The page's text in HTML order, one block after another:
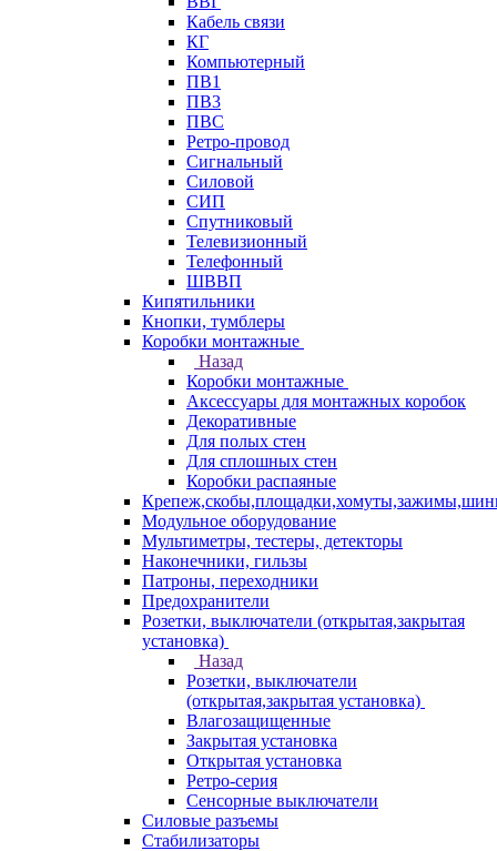
Кабель связи
КГ
Компьютерный
ПВ1
ПВ3
ПВС
Ретро-провод
Сигнальный
Силовой
СИП
Спутниковый
Телевизионный
Телефонный
ШВВП
Кипятильники
Кнопки, тумблеры
Коробки монтажные
Назад
Коробки монтажные
Аксессуары для монтажных коробок
Декоративные
Для полых стен
Для сплошных стен
Коробки распаяные
Модульное оборудование
Мультиметры, тестеры, детекторы
Наконечники, гильзы
Патроны, переходники
Предохранители
Розетки, выключатели (открытая,закрытая
установка)
Назад
Розетки, выключатели
(открытая,закрытая установка)
Влагозащищенные
Закрытая установка
Открытая установка
Ретро-серия
Сенсорные выключатели
Силовые разъемы
Стабилизаторы